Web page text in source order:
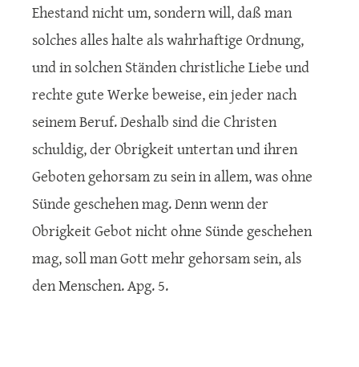
Ehestand nicht um, sondern will, daß man
solches alles halte als wahrhaftige Ordnung,
und in solchen Ständen christliche Liebe und
rechte gute Werke beweise, ein jeder nach
seinem Beruf. Deshalb sind die Christen
schuldig, der Obrigkeit untertan und ihren
Geboten gehorsam zu sein in allem, was ohne
Sünde geschehen mag. Denn wenn der
Obrigkeit Gebot nicht ohne Sünde geschehen
mag, soll man Gott mehr gehorsam sein, als
den Menschen. Apg. 5.